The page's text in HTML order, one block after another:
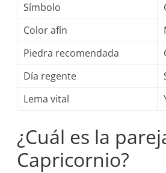
Símbolo
Color afín
Piedra recomendada
Día regente
Lema vital
¿Cuál es la
Capricornio?